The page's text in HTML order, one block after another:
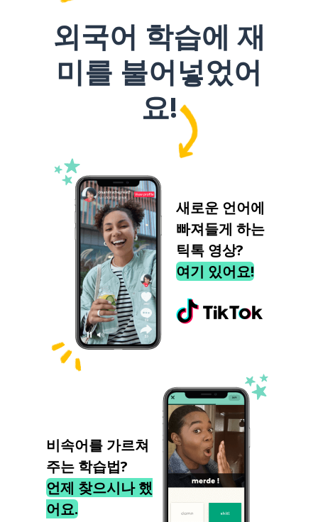
외국어 학습에 재
미를 불어넣었어
요!
새로운 언어에
빠져들게 하는
틱톡 영상?
여기 있어요!
비속어를 가르쳐
주는 학습법?
언제 찾으시나 했
어요.